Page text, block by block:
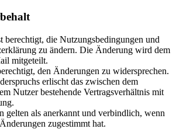
berechtigt, die Nutzungsbedingungen und
zu ändern. Die Änderung wird dem
mitgeteilt.
den Änderungen zu widersprechen.
erlischt das zwischen dem
Nutzer bestehende Vertragsverhältnis mit
gelten als anerkannt und verbindlich, wenn
zugestimmt hat.